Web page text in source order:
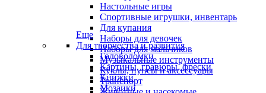
Настольные игры
Спортивные игрушки, инвентарь
Для купания
Наборы для девочек
Наборы для мальчиков
Музыкальные инструменты
Куклы, пупсы и аксессуары
Транспорт
Еще
Для творчества и развития
Головоломки
Картины, гравюры, фрески
Книжки
Мозаики